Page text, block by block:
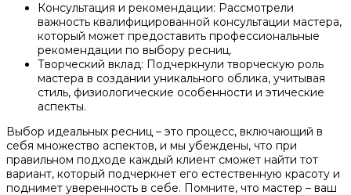
Консультация и рекомендации: Рассмотрели
важность квалифицированной консультации мастера,
который может предоставить профессиональные
рекомендации по выбору ресниц.
Творческий вклад: Подчеркнули творческую роль
мастера в создании уникального облика, учитывая
стиль, физиологические особенности и этические
аспекты.
Выбор идеальных ресниц – это процесс, включающий в
себя множество аспектов, и мы убеждены, что при
правильном подходе каждый клиент сможет найти тот
вариант, который подчеркнет его естественную красоту и
поднимет уверенность в себе. Помните, что мастер – ваш